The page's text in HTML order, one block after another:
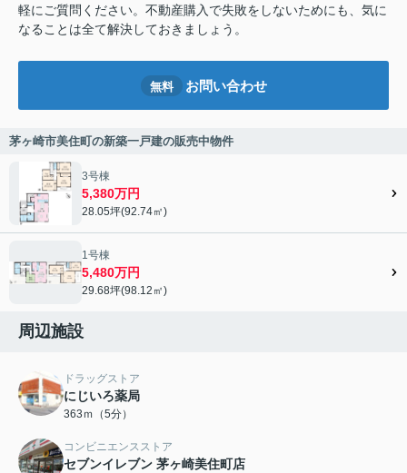
軽にご質問ください。不動産購入で失敗をしないためにも、気に
なることは全て解決しておきましょう。
無料 お問い合わせ
茅ヶ崎市美住町の新築一戸建の販売中物件
3号棟
5,380万円
28.05坪(92.74㎡)
1号棟
5,480万円
29.68坪(98.12㎡)
周辺施設
ドラッグストア
にじいろ薬局
363ｍ（5分）
コンビニエンスストア
セブンイレブン 茅ヶ崎美住町店